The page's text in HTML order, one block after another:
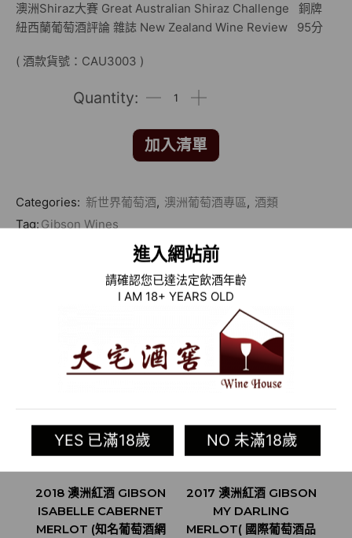
進入網站前
請確認您已達法定飲酒年齡
I AM 18+ YEARS OLD
YES 已滿18歲 NO 未滿18歲
澳洲Shiraz大賽 Great Australian Shiraz Challenge 銅牌
紐西蘭葡萄酒評論 雜誌 New Zealand Wine Review 95分
( 酒款貨號：CAU3003 )
加入清單
Categories: 新世界葡萄酒, 澳洲葡萄酒專區, 酒類
Tag:Gibson Wines
相關商品
2018 澳洲紅酒 GIBSON
ISABELLE CABERNET
MERLOT (知名葡萄酒網
2017 澳洲紅酒 GIBSON
MY DARLING
MERLOT( 國際葡萄酒品